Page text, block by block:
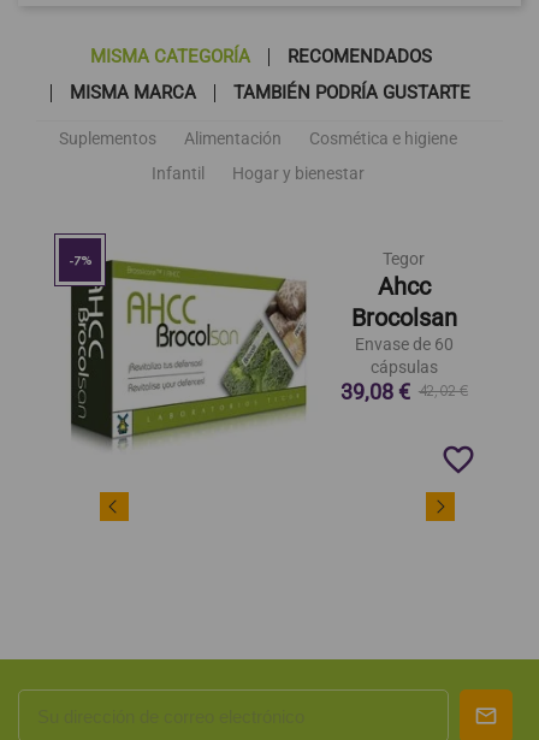
MISMA CATEGORÍA
RECOMENDADOS
MISMA MARCA
TAMBIÉN PODRÍA GUSTARTE
Suplementos Alimentación
Cosmética e higiene
Infantil
Hogar y bienestar
-7% Tegor
Ahcc
Brocolsan
Envase de 60
cápsulas
39,08 € 42,02 €
favorite_border